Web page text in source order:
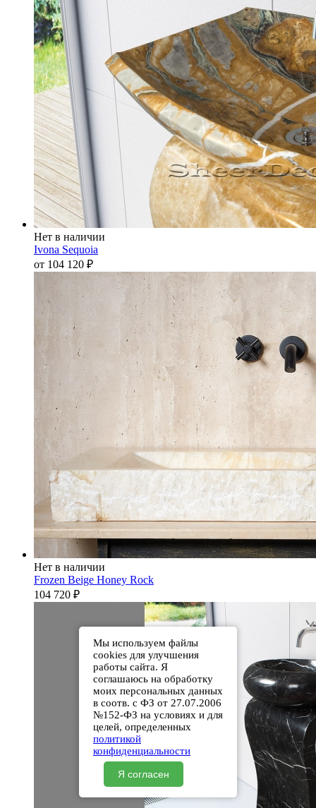
Нет в наличии
Ivona Sequoia
от 104 120 ₽
Нет в наличии
Frozen Beige Honey Rock
104 720 ₽
Мы используем файлы
cookies для улучшения
работы сайта. Я
соглашаюсь на обработку
моих персональных данных
в соотв. с ФЗ от 27.07.2006
№152-ФЗ на условиях и для
целей, определенных
политикой
конфиденциальности
Я согласен